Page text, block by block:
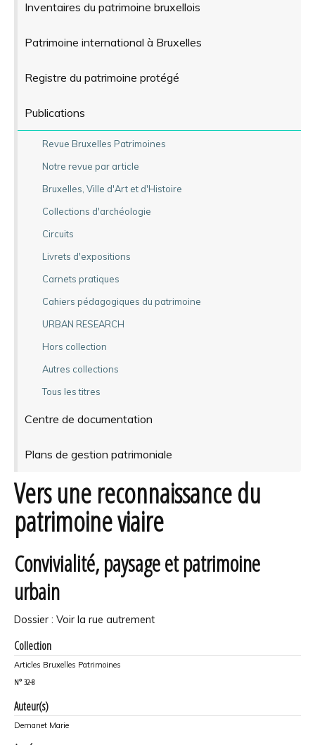
Inventaires du patrimoine bruxellois
Patrimoine international à Bruxelles
Registre du patrimoine protégé
Publications
Revue Bruxelles Patrimoines
Notre revue par article
Bruxelles, Ville d'Art et d'Histoire
Collections d'archéologie
Circuits
Livrets d'expositions
Carnets pratiques
Cahiers pédagogiques du patrimoine
URBAN RESEARCH
Hors collection
Autres collections
Tous les titres
Centre de documentation
Plans de gestion patrimoniale
Vers une reconnaissance du
patrimoine viaire
Convivialité, paysage et patrimoine
urbain
Dossier : Voir la rue autrement
Collection
Articles Bruxelles Patrimoines
N° 32-8
Auteur(s)
Demanet Marie